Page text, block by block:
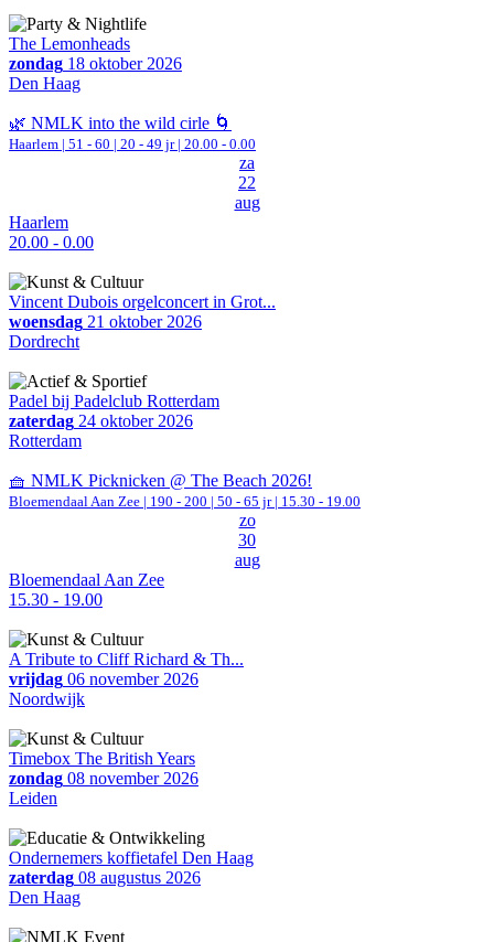
The Lemonheads
zondag 18 oktober 2026
Den Haag
🌿 NMLK into the wild cirle 🌀
Haarlem | 51 - 60 | 20 - 49 jr | 20.00 - 0.00
za
22
aug
Haarlem
20.00 - 0.00
Vincent Dubois orgelconcert in Grot...
woensdag 21 oktober 2026
Dordrecht
Padel bij Padelclub Rotterdam
zaterdag 24 oktober 2026
Rotterdam
🧺 NMLK Picknicken @ The Beach 2026!
Bloemendaal Aan Zee | 190 - 200 | 50 - 65 jr | 15.30 - 19.00
zo
30
aug
Bloemendaal Aan Zee
15.30 - 19.00
A Tribute to Cliff Richard & Th...
vrijdag 06 november 2026
Noordwijk
Timebox The British Years
zondag 08 november 2026
Leiden
Ondernemers koffietafel Den Haag
zaterdag 08 augustus 2026
Den Haag